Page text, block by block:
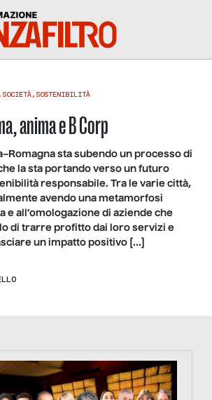
, SOCIETÀ, SOSTENIBILITÀ
anima e B Corp
sta subendo un processo di
la sta portando verso un futuro
responsabile. Tra le varie città,
avendo una metamorfosi
e all’omologazione di aziende che
di trarre profitto dai loro servizi e
un impatto positivo […]
363fvfm9